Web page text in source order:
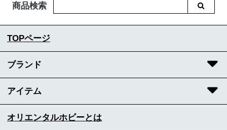
商品検索
TOPページ
ブランド
アイテム
オリエンタルホビーとは